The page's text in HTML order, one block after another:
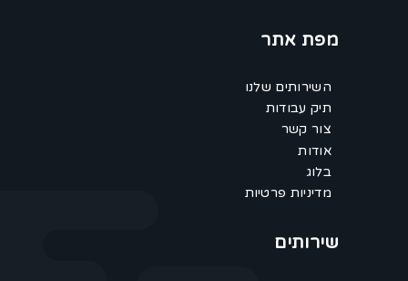
מפת אתר
השירותים שלנו
תיק עבודות
צור קשר
אודות
בלוג
מדיניות פרטיות
שירותים